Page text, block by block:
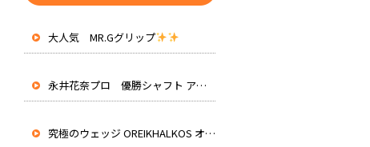
大人気 MR.Gグリップ
永井花奈プロ 優勝シャフト アッタスRXピュアブルー 先行入荷
究極のウェッジ OREIKHALKOS オレイカルコス